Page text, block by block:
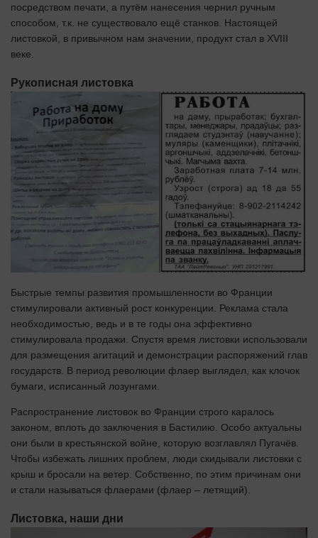
посредством печати, а путём нанесения чернил ручным
способом, т.к. не существовало ещё станков. Настоящей
листовкой, в привычном нам значении, продукт стал в XVIII
веке.
Рукописная листовка
Быстрые темпы развития промышленности во Франции
стимулировали активный рост конкуренции. Реклама стала
необходимостью, ведь и в те годы она эффективно
стимулировала продажи. Спустя время листовки использовали
для размещения агитаций и демонстрации распоряжений глав
государств. В период революции флаер выглядел, как клочок
бумаги, исписанный лозунгами.
Распространение листовок во Франции строго каралось
законом, вплоть до заключения в Бастилию. Особо актуальны
они были в крестьянской войне, которую возглавлял Пугачёв.
Чтобы избежать лишних проблем, люди скидывали листовки с
крыш и бросали на ветер. Собственно, по этим причинам они
и стали называться флаерами (флаер – летящий).
Листовка, наши дни